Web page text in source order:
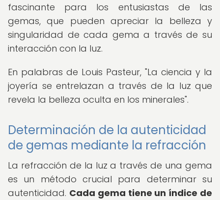
fascinante para los entusiastas de las
gemas, que pueden apreciar la belleza y
singularidad de cada gema a través de su
interacción con la luz.
En palabras de Louis Pasteur, "La ciencia y la
joyería se entrelazan a través de la luz que
revela la belleza oculta en los minerales".
Determinación de la autenticidad
de gemas mediante la refracción
La refracción de la luz a través de una gema
es un método crucial para determinar su
autenticidad. Cada gema tiene un índice de